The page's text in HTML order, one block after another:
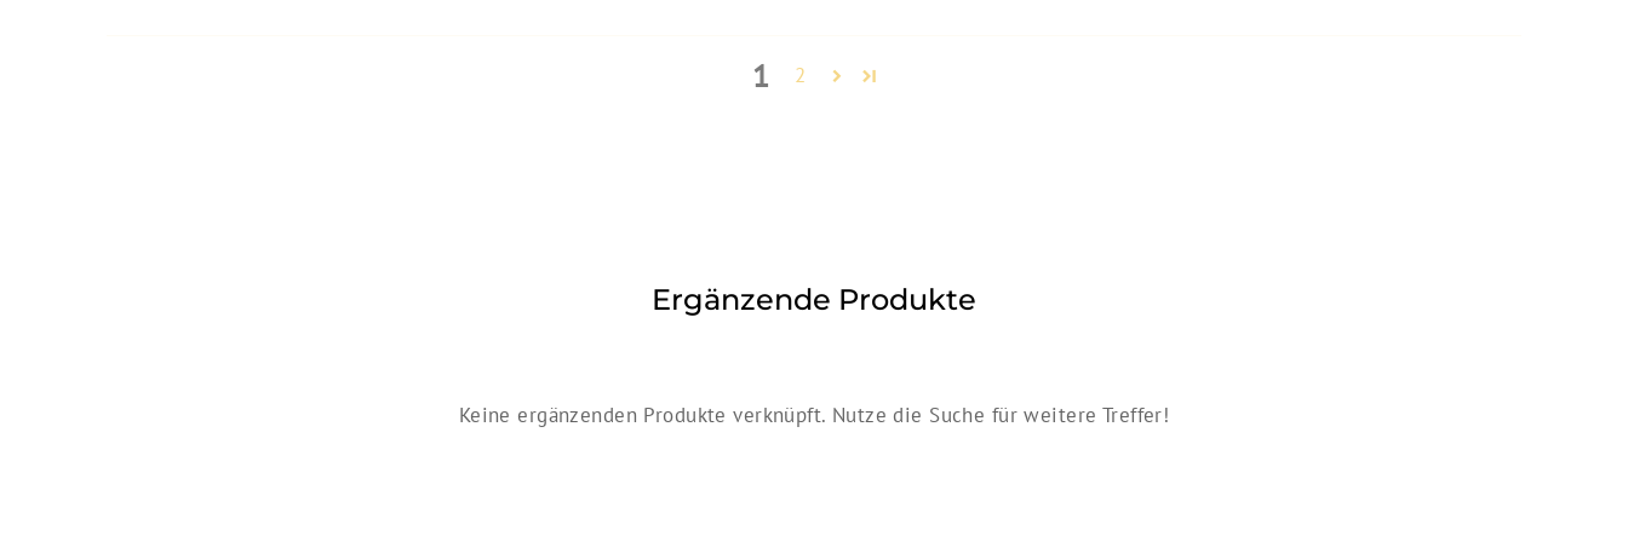
1 2
Ergänzende Produkte
Keine ergänzenden Produkte verknüpft. Nutze die Suche für weitere Treffer!